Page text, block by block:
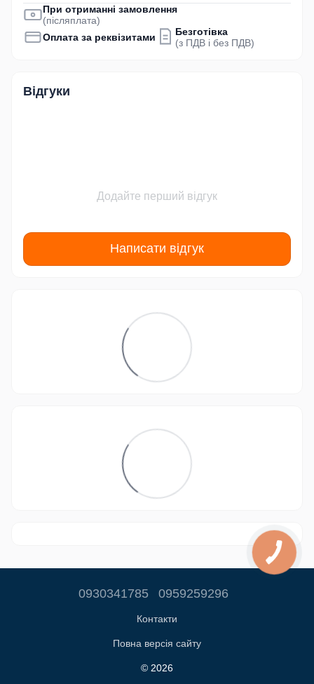
При отриманні замовлення
(післяплата)
Оплата за реквізитами
Безготівка
(з ПДВ і без ПДВ)
Відгуки
Додайте перший відгук
Написати відгук
0930341785 0959259296
Контакти
Повна версія сайту
© 2026